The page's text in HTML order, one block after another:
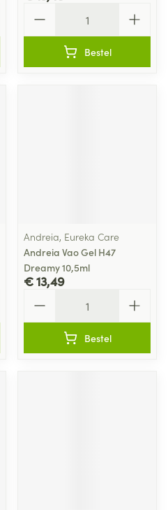
Bestel
Andreia, Eureka Care
Andreia Vao Gel H47
Dreamy 10,5ml
€ 13,49
Bestel